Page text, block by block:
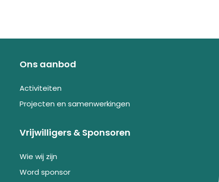
Ons aanbod
Activiteiten
Projecten en samenwerkingen
Vrijwilligers & Sponsoren
Wie wij zijn
Word sponsor